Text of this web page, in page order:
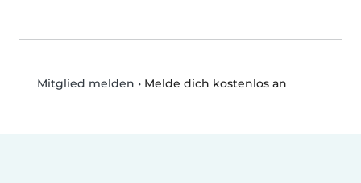
Mitglied melden • Melde dich kostenlos an